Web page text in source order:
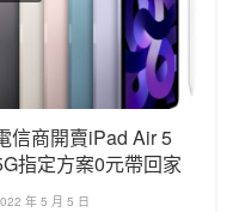
信商開賣iPad Air 5
指定方案0元帶回家
年 5 月 5 日